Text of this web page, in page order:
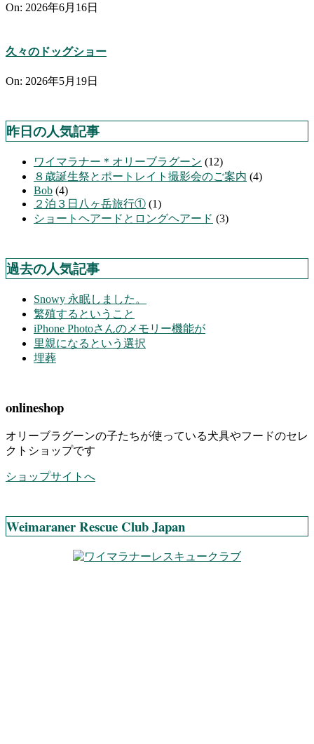
On: 2026年6月16日
久々のドッグショー
On: 2026年5月19日
昨日の人気記事
ワイマラナー＊オリーブラグーン (12)
８歳誕生祭とポートレイト撮影会のご案内 (4)
Bob (4)
２泊３日八ヶ岳旅行① (1)
ショートヘアードとロングヘアード (3)
過去の人気記事
Snowy 永眠しました。
繁殖するということ
iPhone Photoさんのメモリー機能が
里親になるという選択
埋葬
onlineshop
オリーブラグーンの子たちが使っている犬具やフードのセレ
クトショップです
ショップサイトへ
Weimaraner Rescue Club Japan